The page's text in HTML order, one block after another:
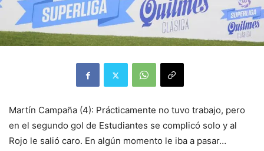
Martín Campaña (4): Prácticamente no tuvo trabajo, pero
en el segundo gol de Estudiantes se complicó solo y al
Rojo le salió caro. En algún momento le iba a pasar…